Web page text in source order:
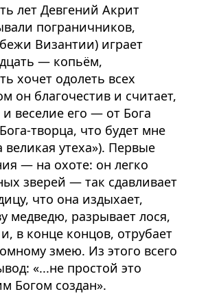
лет Девгений Акрит
пограничников,
Византии) играет
— копьём,
хочет одолеть всех
он благочестив и считает,
и веселие его — от Бога
творца, что будет мне
великая утеха»). Первые
— на охоте: он легко
зверей — так сдавливает
что она издыхает,
медведю, разрывает лося,
в конце концов, отрубает
змею. Из этого всего
«...не простой это
Богом создан».